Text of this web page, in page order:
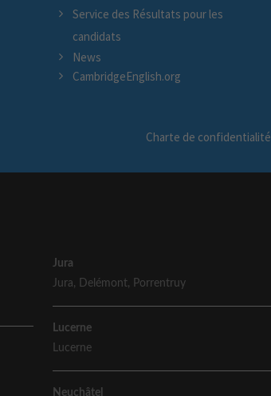
Service des Résultats pour les
candidats
News
CambridgeEnglish.org
Charte de confidentialité
Jura
Jura, Delémont, Porrentruy
Lucerne
Lucerne
Neuchâtel